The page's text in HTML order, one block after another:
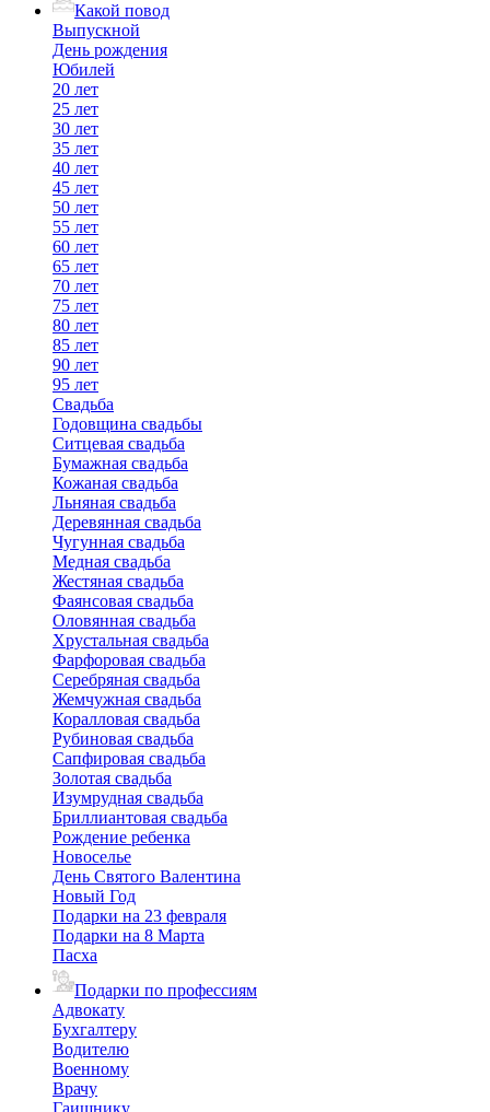
Какой повод
Выпускной
День рождения
Юбилей
20 лет
25 лет
30 лет
35 лет
40 лет
45 лет
50 лет
55 лет
60 лет
65 лет
70 лет
75 лет
80 лет
85 лет
90 лет
95 лет
Свадьба
Годовщина свадьбы
Ситцевая свадьба
Бумажная свадьба
Кожаная свадьба
Льняная свадьба
Деревянная свадьба
Чугунная свадьба
Медная свадьба
Жестяная свадьба
Фаянсовая свадьба
Оловянная свадьба
Хрустальная свадьба
Фарфоровая свадьба
Серебряная свадьба
Жемчужная свадьба
Коралловая свадьба
Рубиновая свадьба
Сапфировая свадьба
Золотая свадьба
Изумрудная свадьба
Бриллиантовая свадьба
Рождение ребенка
Новоселье
День Святого Валентина
Новый Год
Подарки на 23 февраля
Подарки на 8 Марта
Пасха
Подарки по профессиям
Адвокату
Бухгалтеру
Водителю
Военному
Врачу
Гаишнику